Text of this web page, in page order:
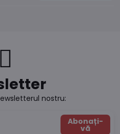
nostru:
Abonați-
vă